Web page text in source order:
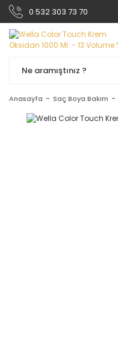
0 532 303 73 70
Anasayfa Saç Boya Bakım